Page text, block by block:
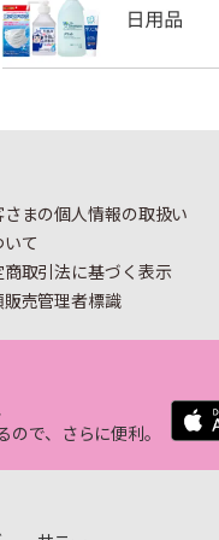
さまの個人情報の取扱い
いて
商取引法に基づく表示
販売管理者標識
で、さらに便利。